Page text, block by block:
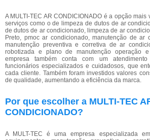
A MULTI-TEC AR CONDICIONADO é a opção
serviços como o de limpeza de dutos de ar
de dutos de ar condicionado, limpeza de ar
Preto, pmoc ar condicionado, manutenção de ar
manutenção preventiva e corretiva de ar
robotizada e plano de manutenção operação
empresa também conta com um
funcionários especializados e cuidadosos, que
cada cliente. Também foram investidos valores
de qualidade, aumentando a eficiência da marca.
Por que escolher a MULTI-TEC
CONDICIONADO?
A MULT-TEC é uma empresa especializada